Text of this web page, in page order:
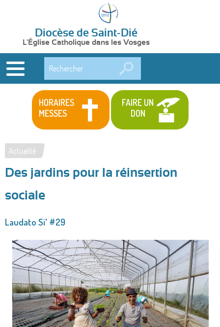
Diocèse de Saint-Dié
L'Église Catholique dans les Vosges
HORAIRES
MESSES
FAIRE UN
DON
Vous
êtes
ici
Actualité
Des jardins pour la réinsertion
sociale
Laudato Si' #29